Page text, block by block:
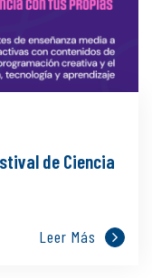
de Ciencia
Leer Más